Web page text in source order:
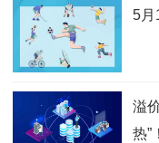
5月
溢
热”